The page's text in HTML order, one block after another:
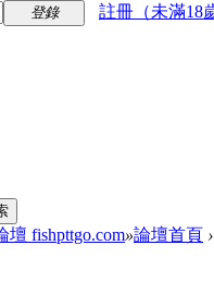
登錄
註冊（未滿18
fishpttgo.com»論壇首頁 ›